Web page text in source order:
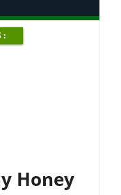
:
Honey